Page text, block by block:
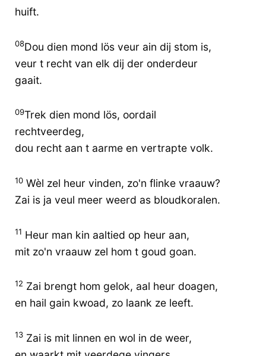
huift.
08Dou dien mond lös veur ain dij stom is,
veur t recht van elk dij der onderdeur
gaait.
09Trek dien mond lös, oordail
rechtveerdeg,
dou recht aan t aarme en vertrapte volk.
10 Wèl zel heur vinden, zo'n flinke vraauw?
Zai is ja veul meer weerd as bloudkoralen.
11 Heur man kin aaltied op heur aan,
mit zo'n vraauw zel hom t goud goan.
12 Zai brengt hom gelok, aal heur doagen,
en hail gain kwoad, zo laank ze leeft.
13 Zai is mit linnen en wol in de weer,